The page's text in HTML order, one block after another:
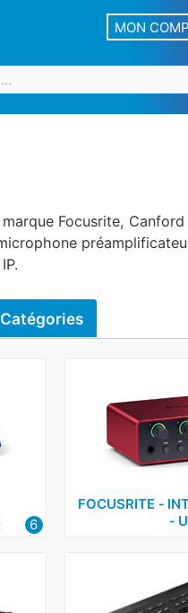
MON
Focusrite,
Catégories
6
FOCUSRITE ‑
‑